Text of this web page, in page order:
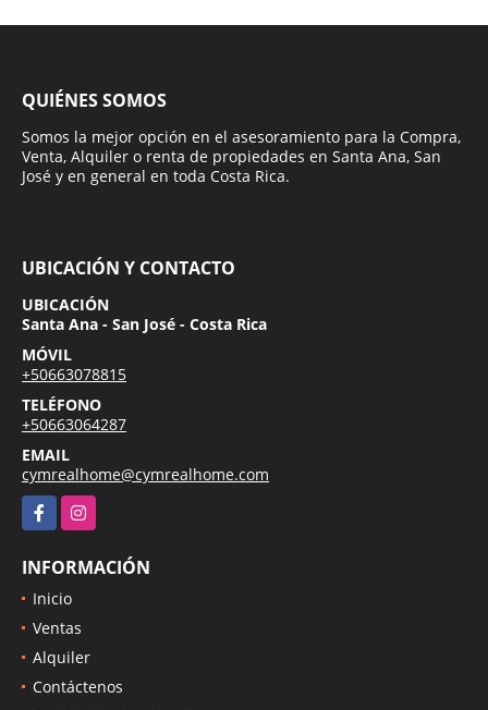
QUIÉNES SOMOS
Somos la mejor opción en el asesoramiento para la Compra,
Venta, Alquiler o renta de propiedades en Santa Ana, San
José y en general en toda Costa Rica.
UBICACIÓN Y CONTACTO
UBICACIÓN
Santa Ana - San José - Costa Rica
MÓVIL
+50663078815
TELÉFONO
+50663064287
EMAIL
cymrealhome@cymrealhome.com
FacebookInstagram
INFORMACIÓN
Inicio
Ventas
Alquiler
Contáctenos